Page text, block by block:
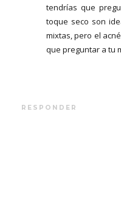
tendrías que
toque seco son
mixtas, pero el
que preguntar a tu
RESPONDER